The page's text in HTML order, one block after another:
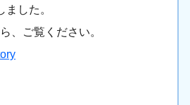
した。
、ご覧ください。